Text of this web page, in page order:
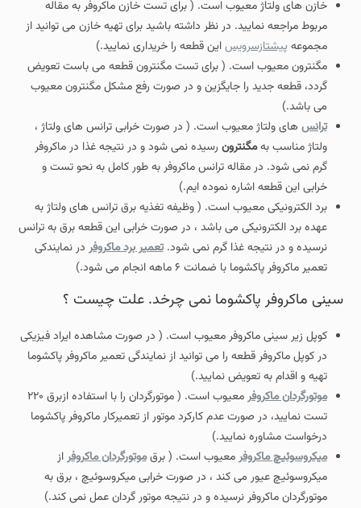
خازن های ولتاژ معیوب است. ( برای تست خازن ماکروفر به مقاله
مربوط مراجعه نمایید. در نظر داشته باشید برای تهیه خازن می توانید از
مجموعه پیشتازسرویساین قطعه را خریداری نمایید.)
مگنترون معیوب است. ( برای تست مگنترون قطعه می باست تعویض
گردد، قطعه جدید را جایگزین و در صورت رفع مشکل مگنترون معیوب
می باشد.)
ترانس های ولتاژ معیوب است. ( در صورت خرابی ترانس های ولتاژ ،
ولتاژ مناسب بهمگنترون رسیده نمی شود و در نتیجه غذا در ماکروفر
گرم نمی شود. در مقاله ترانس ماکروفر به طور کامل به نحو تست و
خرابی این قطعه اشاره نموده ایم.)
برد الکترونیکی معیوب است. ( وظیفه تغذیه برق ترانس های ولتاژ به
عهده برد الکترونیکی می باشد ، در صورت خرابی این قطعه برق به ترانس
نرسیده و در نتیجه غذا گرم نمی شود.تعمیر برد ماکروفر در نمایندکی
تعمیر ماکروفر پاکشوما با ضمانت ۶ ماهه انجام می شود.)
سینی ماکروفر پاکشوما نمی چرخد. علت چیست ؟
کوپل زیر سینی ماکروفر معیوب است. ( در صورت مشاهده ایراد فیزیکی
در کوپل ماکروفر قطعه را می توانید از نمایندگی تعمیر ماکروفر پاکشوما
تهیه و اقدام به تعویض نمایید.)
موتورگردان ماکروفر
معیوب است. ( موتورگردان را با استفاده ازبرق ۲۲۰
تست نمایید، در صورت عدم کارکرد موتور از تعمیرکار ماکروفر پاکشوما
درخواست مشاوره نمایید.)
میکروسوئیچ ماکروفرمعیوب است. ( برقموتورگردان ماکروفراز
میکروسوئیچ عیور می کند ، در صورت خرابی میکروسوئیچ ، برق به
موتورگردان ماکروفر نرسیده و در نتیجه موتور گردان عمل نمی کند.)